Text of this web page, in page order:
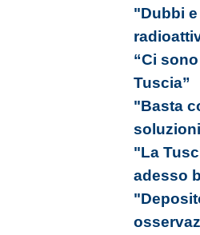
"Dubbi
“Ci
Tuscia”
"Basta
"La
adesso